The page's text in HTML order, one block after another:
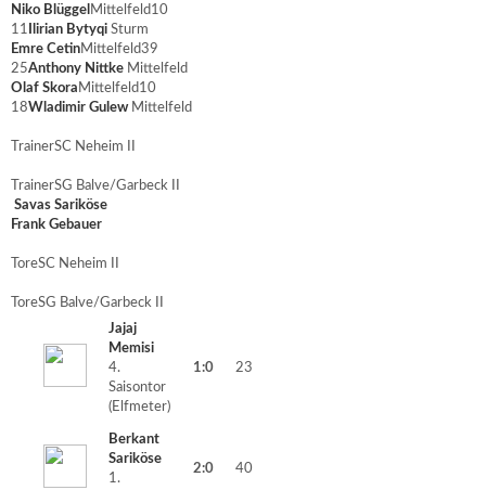
Niko Blüggel Mittelfeld10
11 Ilirian Bytyqi Sturm
Emre CetinMittelfeld39
25Anthony Nittke Mittelfeld
Olaf Skora Mittelfeld10
18Wladimir Gulew Mittelfeld
TrainerSC Neheim II
TrainerSG Balve/Garbeck II
Savas Sariköse
Frank Gebauer
ToreSC Neheim II
ToreSG Balve/Garbeck II
Jajaj
Memisi
4.
Saisontor
(Elfmeter)
1:0 23
Berkant
Sariköse
1.
2:0 40